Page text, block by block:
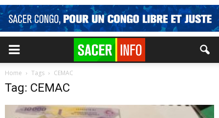
Home Tags CEMAC
Tag: CEMAC